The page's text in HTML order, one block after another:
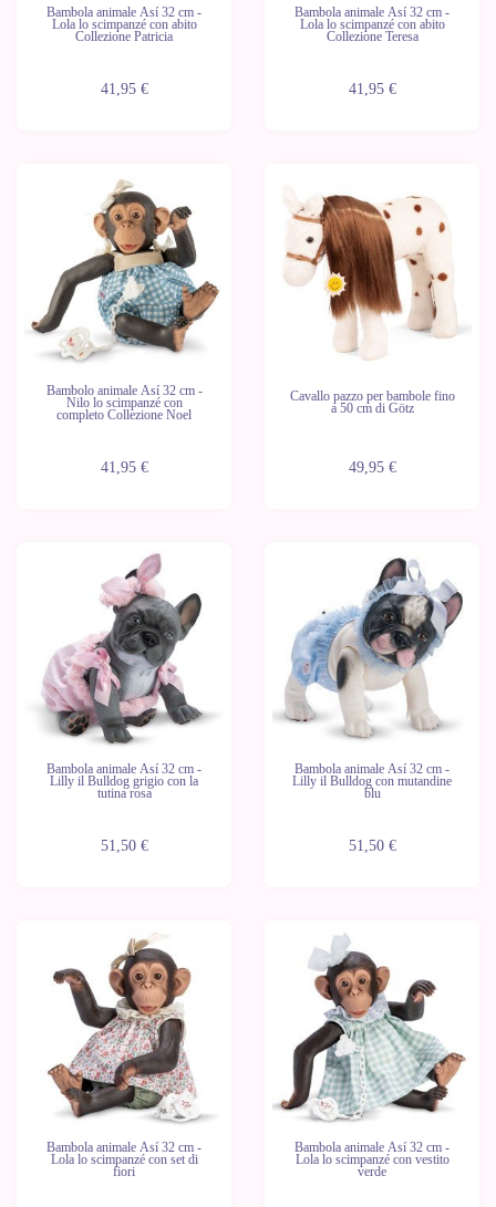
Bambola animale Así 32 cm -
Lola lo scimpanzé con abito
Collezione Patricia
41,95 €
Bambola animale Así 32 cm -
Lola lo scimpanzé con abito
Collezione Teresa
41,95 €
Bambolo animale Así 32 cm -
Nilo lo scimpanzé con
completo Collezione Noel
41,95 €
Cavallo pazzo per bambole fino
a 50 cm di Götz
49,95 €
Bambola animale Así 32 cm -
Lilly il Bulldog grigio con la
tutina rosa
51,50 €
Bambola animale Así 32 cm -
Lilly il Bulldog con mutandine
blu
51,50 €
Bambola animale Así 32 cm -
Lola lo scimpanzé con set di
fiori
Bambola animale Así 32 cm -
Lola lo scimpanzé con vestito
verde